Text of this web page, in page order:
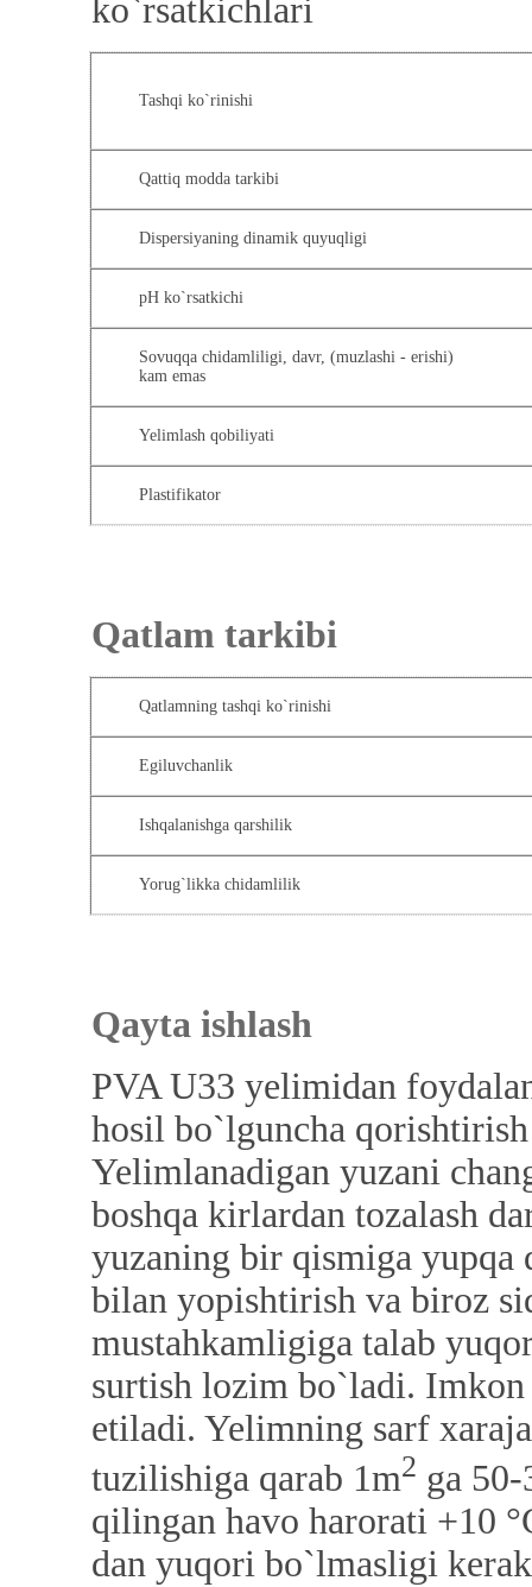
ko`rsatkichlari
Tashqi ko`rinishi
Qattiq modda tarkibi
Dispersiyaning dinamik quyuqligi
pH ko`rsatkichi
Sovuqqa chidamliligi, davr, (muzlashi - erishi)
kam emas
Yelimlash qobiliyati
Plastifikator
Qatlam tarkibi
Qatlamning tashqi ko`rinishi
Egiluvchanlik
Ishqalanishga qarshilik
Yorug`likka chidamlilik
Qayta ishlash
PVA U33 yelimidan
hosil bo`lguncha
Yelimlanadigan yuzani
boshqa kirlardan tozalash
yuzaning bir qismiga yupqa
bilan yopishtirish va biroz
mustahkamligiga talab
surtish lozim bo`ladi. Imkon
etiladi. Yelimning sarf
tuzilishiga qarab 1m2 ga
qilingan havo harorati +10
dan yuqori bo`lmasligi